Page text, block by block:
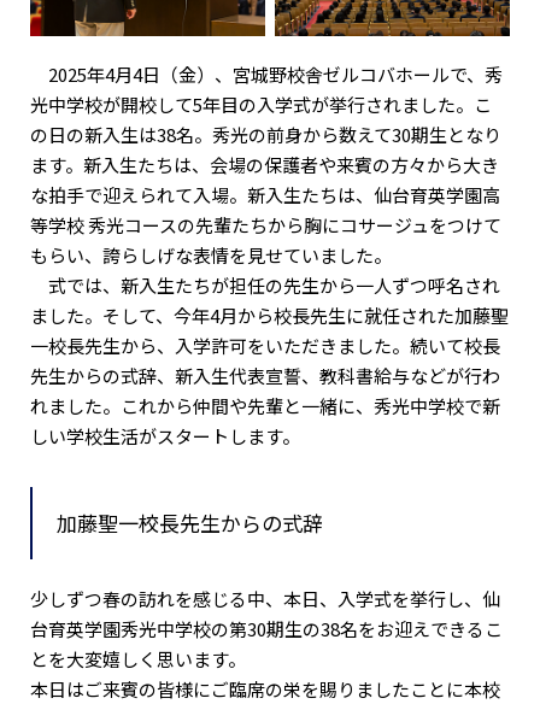
2025年4月4日（金）、宮城野校舎ゼルコバホールで、秀
光中学校が開校して5年目の入学式が挙行されました。こ
の日の新入生は38名。秀光の前身から数えて30期生となり
ます。新入生たちは、会場の保護者や来賓の方々から大き
な拍手で迎えられて入場。新入生たちは、仙台育英学園高
等学校 秀光コースの先輩たちから胸にコサージュをつけて
もらい、誇らしげな表情を見せていました。
式では、新入生たちが担任の先生から一人ずつ呼名され
ました。そして、今年4月から校長先生に就任された加藤聖
一校長先生から、入学許可をいただきました。続いて校長
先生からの式辞、新入生代表宣誓、教科書給与などが行わ
れました。これから仲間や先輩と一緒に、秀光中学校で新
しい学校生活がスタートします。
加藤聖一校長先生からの式辞
少しずつ春の訪れを感じる中、本日、入学式を挙行し、仙
台育英学園秀光中学校の第30期生の38名をお迎えできるこ
とを大変嬉しく思います。
本日はご来賓の皆様にご臨席の栄を賜りましたことに本校